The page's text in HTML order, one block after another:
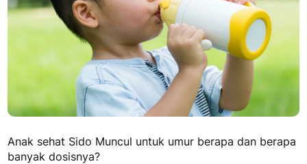
Anak sehat Sido Muncul untuk umur berapa dan berapa
banyak dosisnya?